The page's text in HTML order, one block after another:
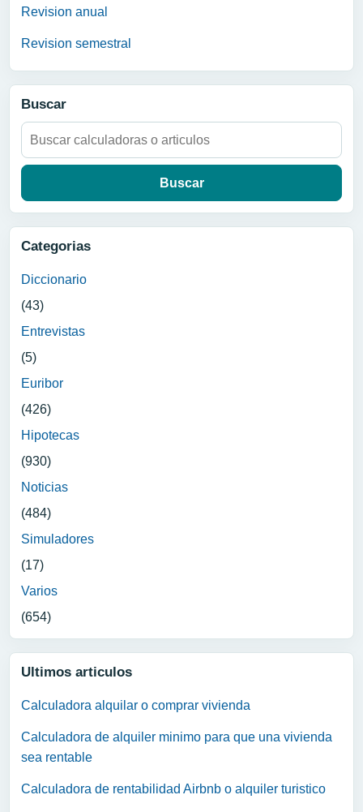
Revision anual
Revision semestral
Buscar
Buscar:
Categorias
Diccionario
(43)
Entrevistas
(5)
Euribor
(426)
Hipotecas
(930)
Noticias
(484)
Simuladores
(17)
Varios
(654)
Ultimos articulos
Calculadora alquilar o comprar vivienda
Calculadora de alquiler minimo para que una vivienda
sea rentable
Calculadora de rentabilidad Airbnb o alquiler turistico